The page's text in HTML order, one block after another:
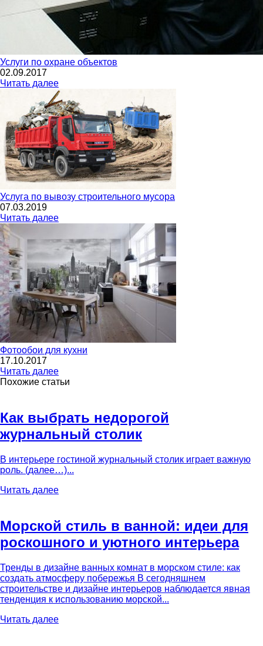
Услуги по охране объектов
02.09.2017
Читать далее
Услуга по вывозу строительного мусора
07.03.2019
Читать далее
Фотообои для кухни
17.10.2017
Читать далее
Похожие статьи
Как выбрать недорогой
журнальный столик
В интерьере гостиной журнальный столик играет важную
роль. (далее…)...
Читать далее
Морской стиль в ванной: идеи для
роскошного и уютного интерьера
Тренды в дизайне ванных комнат в морском стиле: как
создать атмосферу побережья В сегодняшнем
строительстве и дизайне интерьеров наблюдается явная
тенденция к использованию морской...
Читать далее